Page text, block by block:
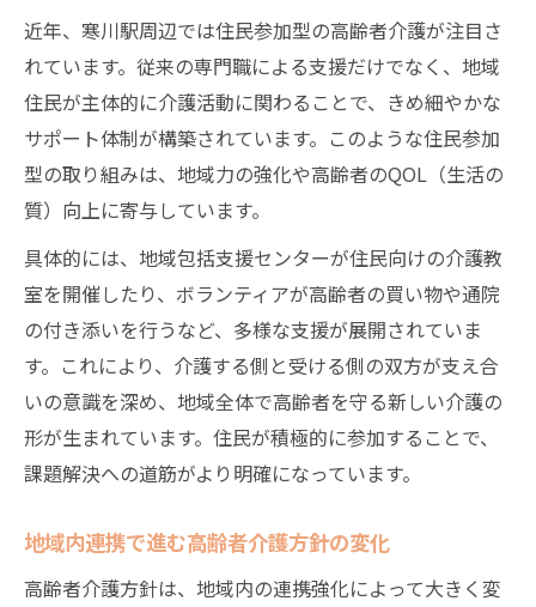
近年、寒川駅周辺では住民参加型の高齢者介護が注目さ
れています。従来の専門職による支援だけでなく、地域
住民が主体的に介護活動に関わることで、きめ細やかな
サポート体制が構築されています。このような住民参加
型の取り組みは、地域力の強化や高齢者のQOL（生活の
質）向上に寄与しています。
具体的には、地域包括支援センターが住民向けの介護教
室を開催したり、ボランティアが高齢者の買い物や通院
の付き添いを行うなど、多様な支援が展開されていま
す。これにより、介護する側と受ける側の双方が支え合
いの意識を深め、地域全体で高齢者を守る新しい介護の
形が生まれています。住民が積極的に参加することで、
課題解決への道筋がより明確になっています。
地域内連携で進む高齢者介護方針の変化
高齢者介護方針は、地域内の連携強化によって大きく変